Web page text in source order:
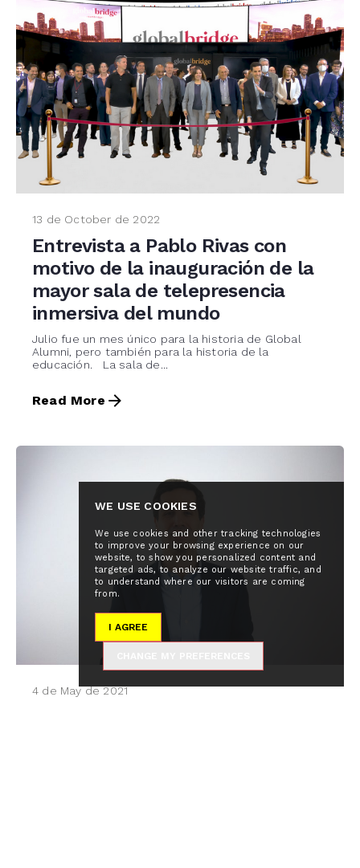
WE USE COOKIES
We use cookies and other tracking technologies
to improve your browsing experience on our
website, to show you personalized content and
targeted ads, to analyze our website traffic, and
to understand where our visitors are coming
from.
I AGREE
13 de October de 2022
Entrevista a Pablo Rivas con
motivo de la inauguración de la
mayor sala de telepresencia
inmersiva del mundo
Julio fue un mes único para la historia de Global
Alumni, pero también para la historia de la
educación. La sala de...
Read More
4 de May de 2021